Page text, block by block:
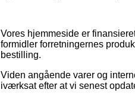
Vores hjemmeside er
formidler forretningernes
bestilling.
Viden angående varer og
iværksat efter at vi senest